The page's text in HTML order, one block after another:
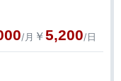
/月 ￥5,200/日